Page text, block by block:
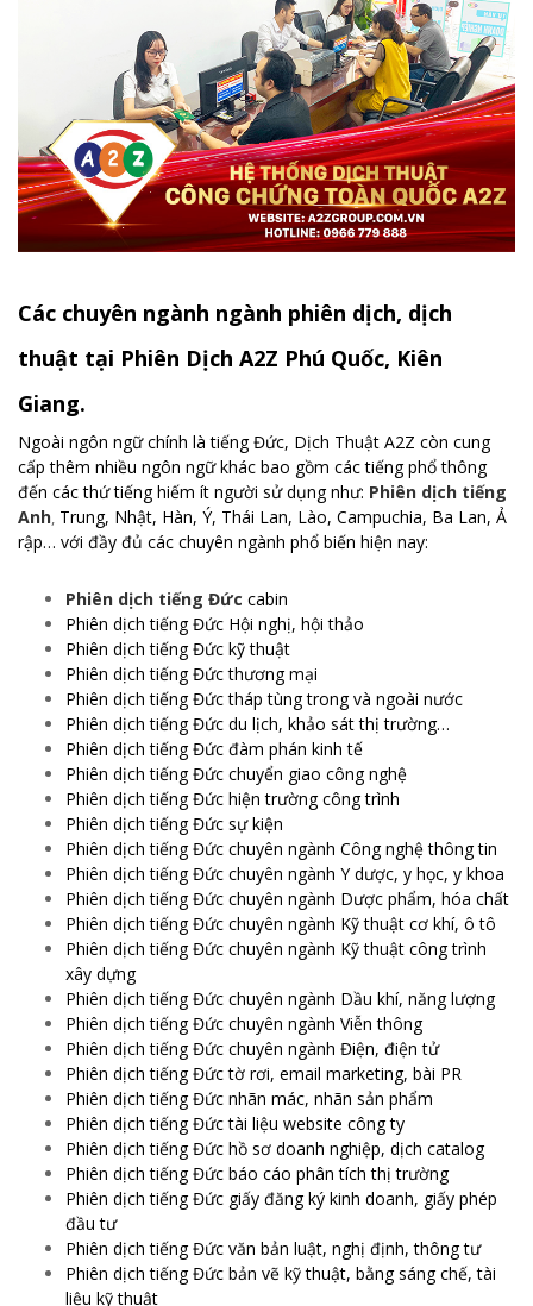
Các chuyên ngành ngành phiên dịch, dịch
thuật tại Phiên Dịch A2Z Phú Quốc, Kiên
Giang.
Ngoài ngôn ngữ chính là tiếng Đức, Dịch Thuật A2Z còn cung
cấp thêm nhiều ngôn ngữ khác bao gồm các tiếng phổ thông
đến các thứ tiếng hiếm ít người sử dụng như: Phiên dịch tiếng
Anh, Trung, Nhật, Hàn, Ý, Thái Lan, Lào, Campuchia, Ba Lan, Ả
rập… với đầy đủ các chuyên ngành phổ biến hiện nay:
Phiên dịch tiếng Đức cabin
Phiên dịch tiếng Đức Hội nghị, hội thảo
Phiên dịch tiếng Đức kỹ thuật
Phiên dịch tiếng Đức thương mại
Phiên dịch tiếng Đức tháp tùng trong và ngoài nước
Phiên dịch tiếng Đức du lịch, khảo sát thị trường…
Phiên dịch tiếng Đức đàm phán kinh tế
Phiên dịch tiếng Đức chuyển giao công nghệ
Phiên dịch tiếng Đức hiện trường công trình
Phiên dịch tiếng Đức sự kiện
Phiên dịch tiếng Đức chuyên ngành Công nghệ thông tin
Phiên dịch tiếng Đức chuyên ngành Y dược, y học, y khoa
Phiên dịch tiếng Đức chuyên ngành Dược phẩm, hóa chất
Phiên dịch tiếng Đức chuyên ngành Kỹ thuật cơ khí, ô tô
Phiên dịch tiếng Đức chuyên ngành Kỹ thuật công trình
xây dựng
Phiên dịch tiếng Đức chuyên ngành Dầu khí, năng lượng
Phiên dịch tiếng Đức chuyên ngành Viễn thông
Phiên dịch tiếng Đức chuyên ngành Điện, điện tử
Phiên dịch tiếng Đức tờ rơi, email marketing, bài PR
Phiên dịch tiếng Đức nhãn mác, nhãn sản phẩm
Phiên dịch tiếng Đức tài liệu website công ty
Phiên dịch tiếng Đức hồ sơ doanh nghiệp, dịch catalog
Phiên dịch tiếng Đức báo cáo phân tích thị trường
Phiên dịch tiếng Đức giấy đăng ký kinh doanh, giấy phép
đầu tư
Phiên dịch tiếng Đức văn bản luật, nghị định, thông tư
Phiên dịch tiếng Đức bản vẽ kỹ thuật, bằng sáng chế, tài
liệu kỹ thuật